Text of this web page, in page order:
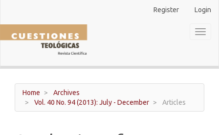
Main
Content
Sidebar
Register Login
Home
Archives
Vol. 40 No. 94 (2013): July - December
Articles